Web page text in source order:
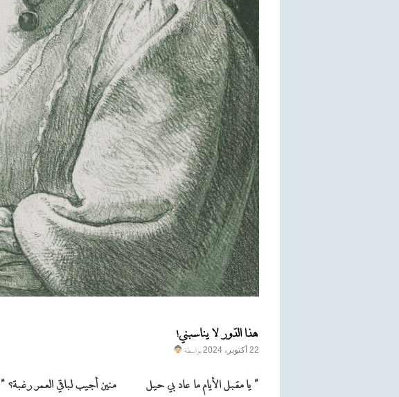
هذا الدّور لا يناسبني!
22 أكتوبر، 2024 بواسطة
” يا مقبل الأيام ما عاد بي حيل منين أجيب لباقي العمر رغبة؟ ”